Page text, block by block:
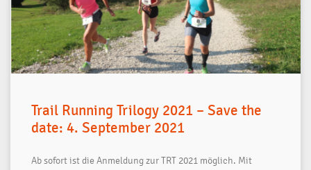
Trail Running Trilogy 2021 – Save the
date: 4. September 2021
Ab sofort ist die Anmeldung zur TRT 2021 möglich. Mit